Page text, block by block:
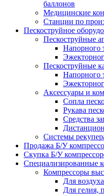
баллонов
Медицинские
Станции по
Пескоструйное
Пескоструйные
Напорного
Пескоструйные
Напорного
Аксессуары и
Сопла
Рукава
Средства
Системы
Продажа Б/У
Скупка Б/У
Специализированные
Компрессоры
Для
Для гелия,